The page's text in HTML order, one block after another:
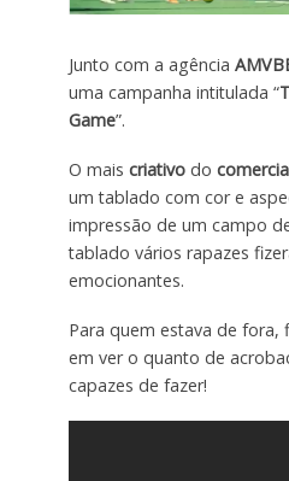
Junto com a agência
uma campanha intitulada “
Game”.
O mais criativodo
um tablado com cor e
impressão de um campo
tablado vários rapazes
emocionantes.
Para quem estava de fora,
em ver o quanto de
capazes de fazer!